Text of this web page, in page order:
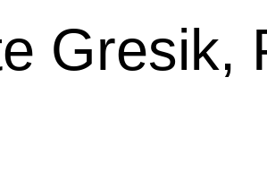
Gresik,